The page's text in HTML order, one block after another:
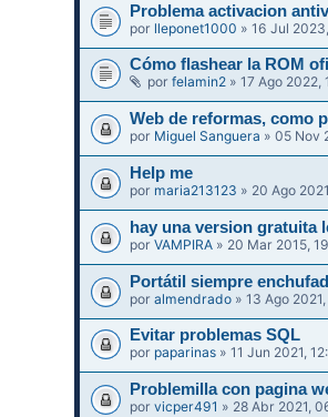
Problema activacion
por lleponet1000 » 16 Jul
Cómo flashear la ROM
porfelamin2 » 17 Ago 2022,
Web de reformas, como
por Miguel Sanguera » 05 Nov
Help me
por maria213123 » 20 Ago
hay una version gratuita
porVAMPIRA » 20 Mar 2015,
Portátil siempre
poralmendrado » 13 Ago
Evitar problemas SQL
por paparinas » 11 Jun 2021,
Problemilla con pagina
porvicper491 » 28 Abr 2021,